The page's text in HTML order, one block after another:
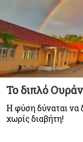
Το διπλό
Η φύση δύναται να
χωρίς διαβήτη!